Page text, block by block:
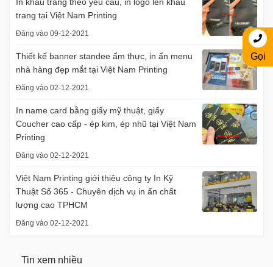
trang tại Việt Nam Printing
Đăng vào 09-12-2021
Thiết kế banner standee ẩm thực, in ấn menu
nhà hàng đẹp mắt tại Việt Nam Printing
Đăng vào 02-12-2021
In name card bằng giấy mỹ thuật, giấy
Coucher cao cấp - ép kim, ép nhũ tại Việt Nam
Printing
Đăng vào 02-12-2021
Việt Nam Printing giới thiệu công ty In Kỹ
Thuật Số 365 - Chuyên dịch vụ in ấn chất
lượng cao TPHCM
Đăng vào 02-12-2021
Tin xem nhiều
Gọi